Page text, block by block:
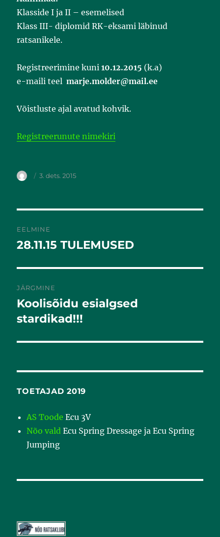
Klasside I ja II – esemelised
Klass III- diplomid RK-eksami läbinud
ratsanikele.
Registreerimine kuni10.12.2015 (k.a)
e-maili teelmarje.molder@mail.ee
Võistluste ajal avatud kohvik.
Registreerunute nimekiri
3. dets. 2015
EELMINE
Eelmine
28.11.15 TULEMUSED
JÄRGMINE
Järgmine
postitus:
Koolisõidu esialgsed
stardikad!!!
TOETAJAD 2019
AS Toode Ecu 3V
Nõo vald Ecu Spring Dressage ja Ecu Spring
Jumping